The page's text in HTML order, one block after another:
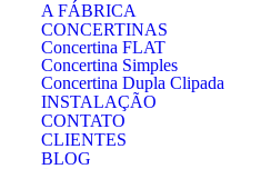
A FÁBRICA
CONCERTINAS
Concertina FLAT
Concertina Simples
Concertina Dupla Clipada
INSTALAÇÃO
CONTATO
CLIENTES
BLOG